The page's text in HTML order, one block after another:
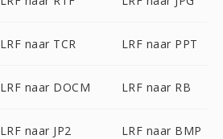
LRF naar TCR LRF naar PPT
LRF naar DOCM LRF naar RB
LRF naar JP2 LRF naar BMP